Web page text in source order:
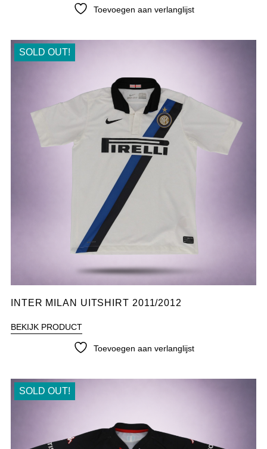
Toevoegen aan verlanglijst
SOLD OUT!
INTER MILAN UITSHIRT 2011/2012
BEKIJK PRODUCT
Toevoegen aan verlanglijst
SOLD OUT!